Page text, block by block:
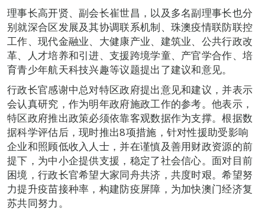
理事长高开贤、副会长崔世昌，以及多名副理事长也分
别就深合区发展及其协调联系机制、珠澳疫情联防联控
工作、现代金融业、大健康产业、建筑业、公共行政改
革、人才培养和引进、支援跨境学童、产官学合作、培
育青少年航天科技兴趣等议题提出了建议和意见。
行政长官感谢中总对特区政府提出意见和建议，并表示
会认真研究，作为明年政府施政工作的参考。他表示，
特区政府推出政策必须依靠客观数据作为支撑。根据数
据科学评估后，现时推出8项措施，针对性援助受影响
企业和照顾低收入人士，并在谨慎及善用财政资源的前
提下，为中小企提供支援，稳定了社会信心。面对目前
困境，行政长官希望大家同舟共济，共度时艰。希望努
力提升疫苗接种率，构建防疫屏障，为加快澳门经济复
苏共同努力。